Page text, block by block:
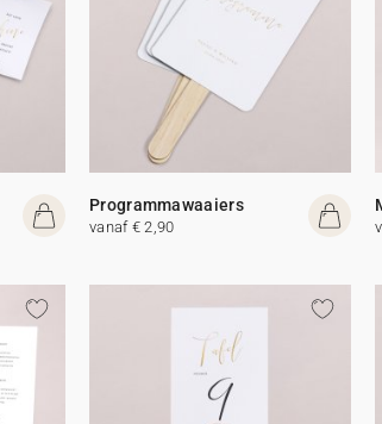
Programmawaaiers
vanaf € 2,90